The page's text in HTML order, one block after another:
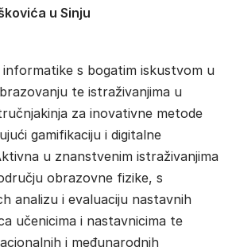
u Sinju
s bogatim iskustvom u
te istraživanjima u
za inovativne metode
gamifikaciju i digitalne
u znanstvenim istraživanjima
obrazovne fizike, s
analizu i evaluaciju nastavnih
učenicima i nastavnicima te
i međunarodnih